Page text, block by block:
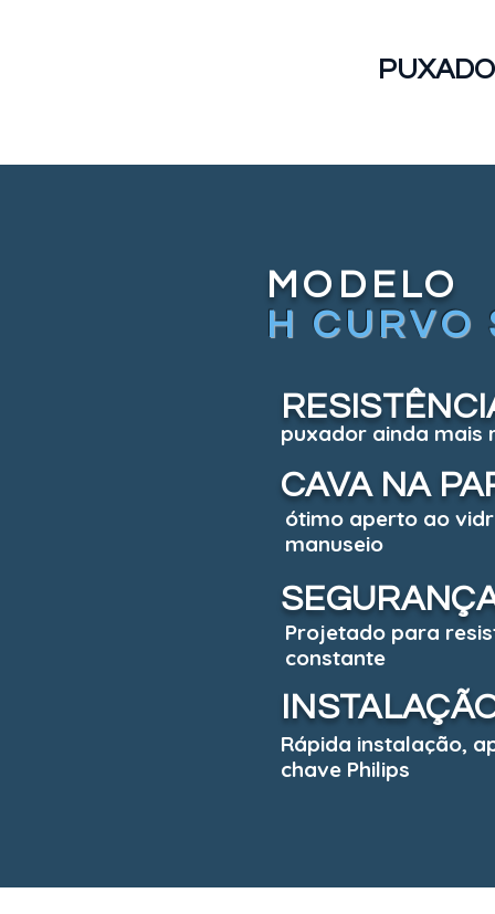
MODELO
H CURVO
puxador ainda mais
CAVA NA
ótimo aperto ao
manuseio
Projetado para
constante
Rápida instalação,
chave Philips